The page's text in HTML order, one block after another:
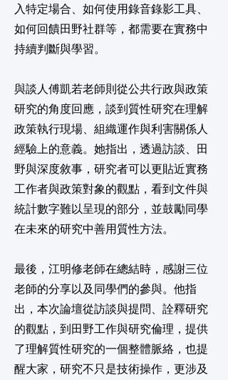
入特定場合、如何使用錄音錄影工具、
如何回饋田野社群等，都需要在實務中
持續判斷與學習。
與談人傅凱若老師則從公共行政與政策
研究的角度回應，談到質性研究在理解
政策執行現場、組織運作與利害關係人
經驗上的意義。她指出，透過訪談、田
野與深度敘事，研究者可以更貼近實務
工作者與政策對象的觀點，看到文件與
統計數字難以呈現的部分，並鼓勵同學
在未來的研究中善用質性方法。
最後，江明修老師在總結時，感謝三位
老師的分享以及同學們的參與。他指
出，本次論壇從訪談與提問、詮釋研究
的觀點，到田野工作與研究倫理，提供
了理解質性研究的一個整體脈絡，也提
醒大家，研究不只是技術操作，更涉及